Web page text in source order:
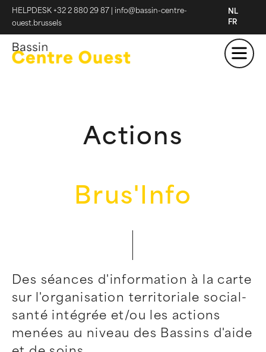
HELPDESK +32 2 880 29 87
info@bassin-centre-
ouest.brussels
NL
FR
Actions
Brus'Info
Des séances d'information à la carte
sur l'organisation territoriale social-
santé intégrée et/ou les actions
menées au niveau des Bassins d'aide